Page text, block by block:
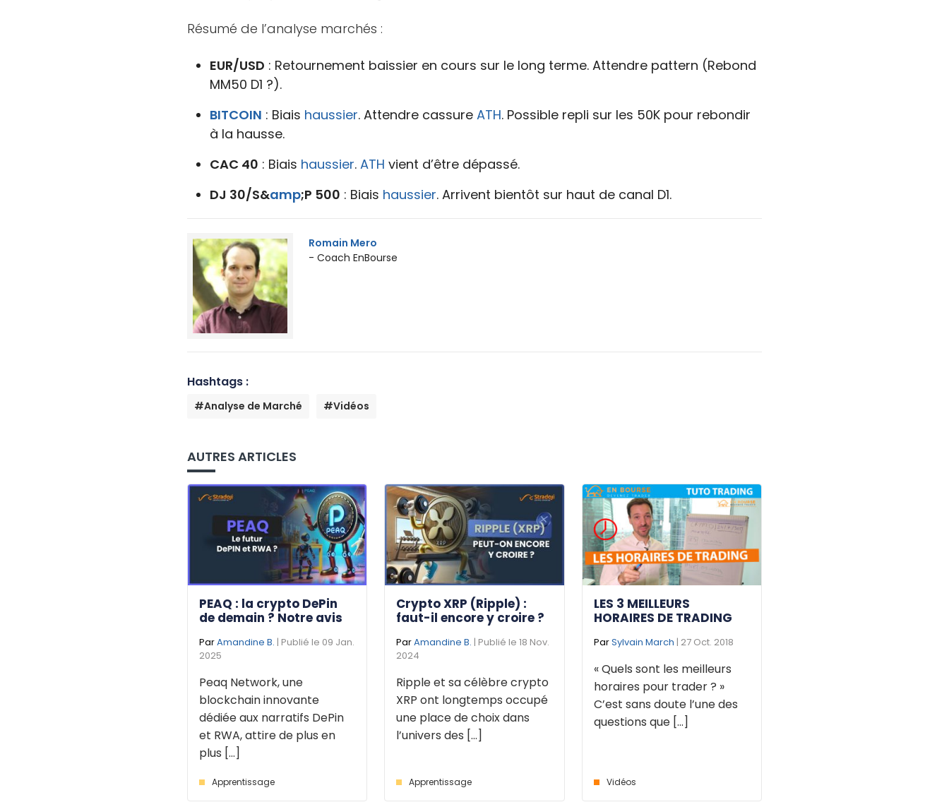
Résumé de l’analyse marchés :
EUR/USD : Retournement baissier en cours sur le long terme. Attendre pattern (Rebond
MM50 D1 ?).
BITCOIN : Biais haussier. Attendre cassureATH. Possible repli sur les 50K pour rebondir
à la hausse.
CAC 40 : Biais haussier.ATH vient d’être dépassé.
DJ 30/S&amp;P 500 : Biais haussier. Arrivent bientôt sur haut de canal D1.
Romain Mero
- Coach EnBourse
Hashtags :
#Analyse de Marché #Vidéos
AUTRES ARTICLES
PEAQ : la crypto DePin
de demain ? Notre avis
ParAmandine B. | Publié le 09 Jan.
2025
Peaq Network, une
blockchain innovante
dédiée aux narratifs DePin
et RWA, attire de plus en
plus [...]
Apprentissage
Crypto XRP (Ripple) :
faut-il encore y croire ?
ParAmandine B. | Publié le 18 Nov.
2024
Ripple et sa célèbre crypto
XRP ont longtemps occupé
une place de choix dans
l’univers des [...]
Apprentissage
LES 3 MEILLEURS
HORAIRES DE TRADING
ParSylvain March | 27 Oct. 2018
« Quels sont les meilleurs
horaires pour trader ? »
C’est sans doute l’une des
questions que [...]
Vidéos